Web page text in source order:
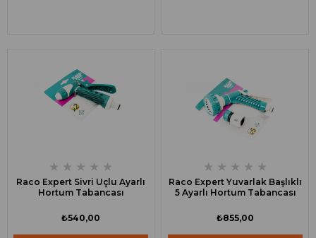
★ ★ ★ ★ ★
Raco Expert Sivri Uçlu Ayarlı
Hortum Tabancası
₺540,00
★ ★ ★ ★ ★
Raco Expert Yuvarlak Başlıklı
5 Ayarlı Hortum Tabancası
₺855,00